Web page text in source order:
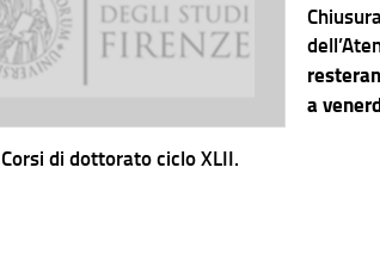
di dottorato ciclo XLII.
a